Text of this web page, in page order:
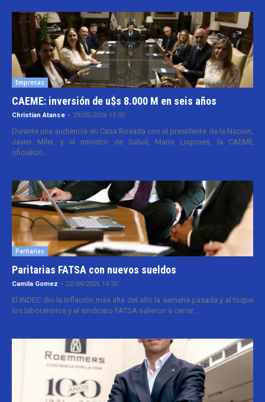
Empresas
CAEME: inversión de u$s 8.000 M en seis años
Christian Atance - 29/05/2026 15:00
Durante una audiencia en Casa Rosada con el presidente de la Nación,
Javier Milei, y el ministro de Salud, Mario Lugones, la CAEME
oficializó...
Paritarias
Paritarias FATSA con nuevos sueldos
Camila Gomez - 22/04/2026 14:30
El INDEC dio la inflación más alta del año la semana pasada y al toque
los laboratorios y el sindicato FATSA salieron a cerrar...